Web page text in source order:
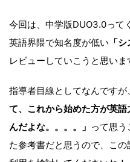
今回は、中学版DUO3.0って
英語界隈で知名度が低い 「
レビューしていこうと思いま
指導者目線としてなんですが、
て、これから始めた方が英
んだよな。。。。」 って思
た参考書だと思うので、こ